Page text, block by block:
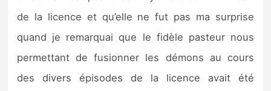
de la licence et qu’elle ne fut pas ma surprise
quand je remarquai que le fidèle pasteur nous
permettant de fusionner les démons au cours
des divers épisodes de la licence avait été